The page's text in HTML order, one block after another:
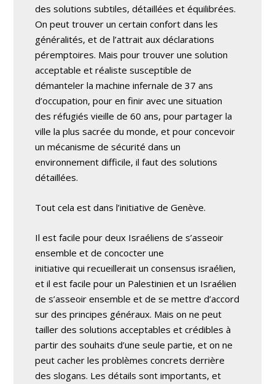
des solutions subtiles, détaillées et équilibrées.
On peut trouver un certain confort dans les
généralités, et de l’attrait aux déclarations
péremptoires. Mais pour trouver une solution
acceptable et réaliste susceptible de
démanteler la machine infernale de 37 ans
d’occupation, pour en finir avec une situation
des réfugiés vieille de 60 ans, pour partager la
ville la plus sacrée du monde, et pour concevoir
un mécanisme de sécurité dans un
environnement difficile, il faut des solutions
détaillées.
Tout cela est dans l’initiative de Genève.
Il est facile pour deux Israéliens de s’asseoir
ensemble et de concocter une
initiative qui recueillerait un consensus israélien,
et il est facile pour un Palestinien et un Israélien
de s’asseoir ensemble et de se mettre d’accord
sur des principes généraux. Mais on ne peut
tailler des solutions acceptables et crédibles à
partir des souhaits d’une seule partie, et on ne
peut cacher les problèmes concrets derrière
des slogans. Les détails sont importants, et